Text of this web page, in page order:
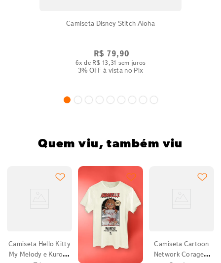
Camiseta Disney Stitch Aloha
R$ 79,90
6x de R$ 13 ,31 sem juros
3% OFF à vista no Pix
Quem viu, também viu
Camiseta Hello Kitty
My Melody e Kuromi
Camiseta Cartoon
Network Coragem